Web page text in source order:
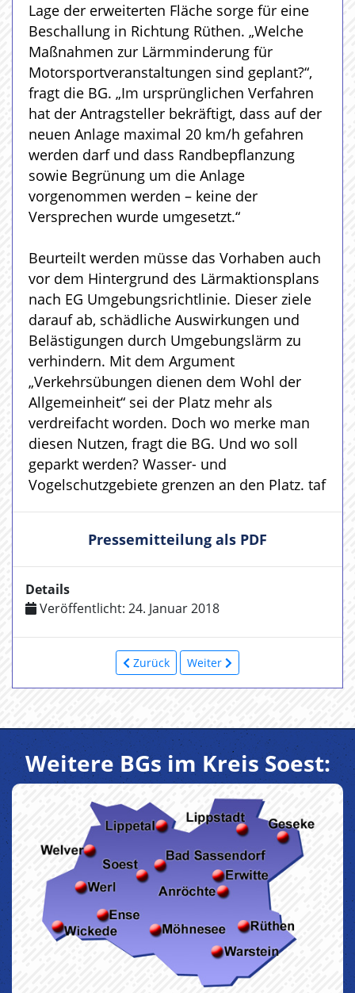
Lage der erweiterten Fläche sorge für eine
Beschallung in Richtung Rüthen. „Welche
Maßnahmen zur Lärmminderung für
Motorsportveranstaltungen sind geplant?“,
fragt die BG. „Im ursprünglichen Verfahren
hat der Antragsteller bekräftigt, dass auf der
neuen Anlage maximal 20 km/h gefahren
werden darf und dass Randbepflanzung
sowie Begrünung um die Anlage
vorgenommen werden – keine der
Versprechen wurde umgesetzt.“
Beurteilt werden müsse das Vorhaben auch
vor dem Hintergrund des Lärmaktionsplans
nach EG Umgebungsrichtlinie. Dieser ziele
darauf ab, schädliche Auswirkungen und
Belästigungen durch Umgebungslärm zu
verhindern. Mit dem Argument
„Verkehrsübungen dienen dem Wohl der
Allgemeinheit“ sei der Platz mehr als
verdreifacht worden. Doch wo merke man
diesen Nutzen, fragt die BG. Und wo soll
geparkt werden? Wasser- und
Vogelschutzgebiete grenzen an den Platz. taf
Pressemitteilung als PDF
Details
Veröffentlicht: 24. Januar 2018
Zurück Weiter
Weitere BGs im Kreis Soest: